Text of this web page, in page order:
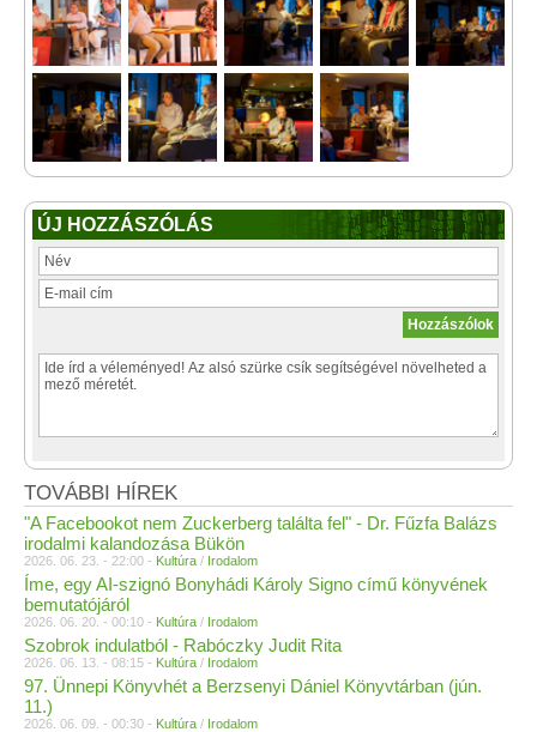
ÚJ HOZZÁSZÓLÁS
TOVÁBBI HÍREK
"A Facebookot nem Zuckerberg találta fel" - Dr. Fűzfa Balázs
irodalmi kalandozása Bükön
2026. 06. 23. - 22:00 - Kultúra / Irodalom
Íme, egy AI-szignó Bonyhádi Károly Signo című könyvének
bemutatójáról
2026. 06. 20. - 00:10 - Kultúra / Irodalom
Szobrok indulatból - Rabóczky Judit Rita
2026. 06. 13. - 08:15 - Kultúra / Irodalom
97. Ünnepi Könyvhét a Berzsenyi Dániel Könyvtárban (jún.
11.)
2026. 06. 09. - 00:30 - Kultúra / Irodalom